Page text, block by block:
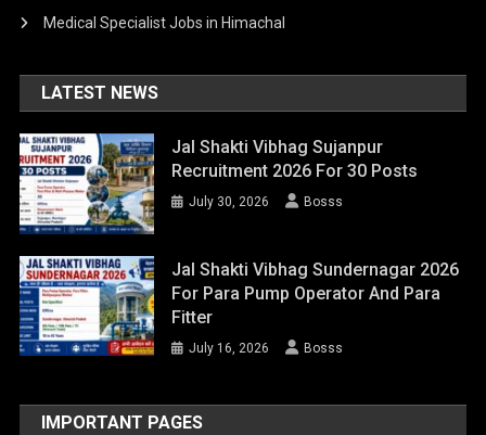
Medical Specialist Jobs in Himachal
LATEST NEWS
Jal Shakti Vibhag Sujanpur
Recruitment 2026 For 30 Posts
July 30, 2026 Bosss
Jal Shakti Vibhag Sundernagar 2026
For Para Pump Operator And Para
Fitter
July 16, 2026 Bosss
IMPORTANT PAGES